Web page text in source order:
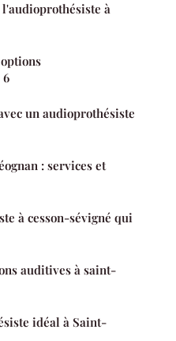
à
un audioprothésiste
: services et
à cesson-sévigné qui
auditives à saint-
idéal à Saint-